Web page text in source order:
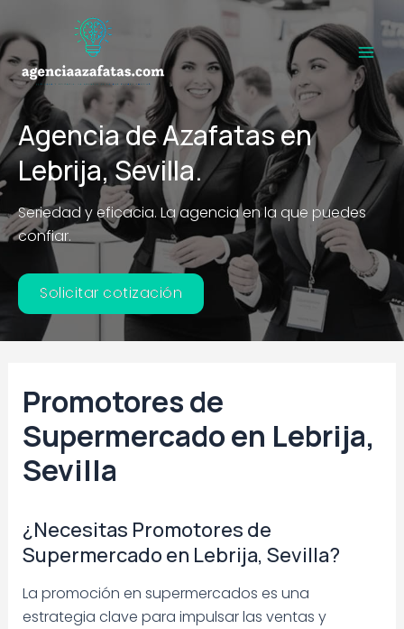
al
contenido
Main
Agencia de Azafatas en
Lebrija, Sevilla.
Seriedad y eficacia. La agencia en la que puedes
confiar.
Solicitar cotización
Promotores de
Supermercado en Lebrija,
Sevilla
¿Necesitas Promotores de
Supermercado en Lebrija, Sevilla?
La promoción en supermercados es una
estrategia clave para impulsar las ventas y